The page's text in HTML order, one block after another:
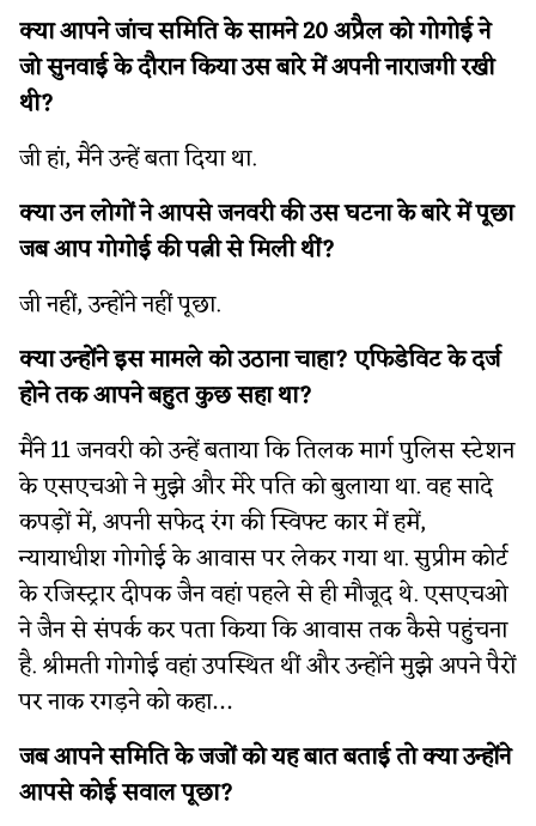
क्या आपने जांच समिति के सामने 20 अप्रैल को गोगोई ने
जो सुनवाई के दौरान किया उस बारे में अपनी नाराजगी रखी
थी?
जी हां, मैंने उन्हें बता दिया था.
क्या उन लोगों ने आपसे जनवरी की उस घटना के बारे में पूछा
जब आप गोगोई की पत्नी से मिली थीं?
जी नहीं, उन्होंने नहीं पूछा.
क्या उन्होंने इस मामले को उठाना चाहा? एफिडेविट के दर्ज
होने तक आपने बहुत कुछ सहा था?
मैंने 11 जनवरी को उन्हें बताया कि तिलक मार्ग पुलिस स्टेशन
के एसएचओ ने मुझे और मेरे पति को बुलाया था. वह सादे
कपड़ों में, अपनी सफेद रंग की स्विफ्ट कार में हमें,
न्यायाधीश गोगोई के आवास पर लेकर गया था. सुप्रीम कोर्ट
के रजिस्ट्रार दीपक जैन वहां पहले से ही मौजूद थे. एसएचओ
ने जैन से संपर्क कर पता किया कि आवास तक कैसे पहुंचना
है. श्रीमती गोगोई वहां उपस्थित थीं और उन्होंने मुझे अपने पैरों
पर नाक रगड़ने को कहा…
जब आपने समिति के जजों को यह बात बताई तो क्या उन्होंने
आपसे कोई सवाल पूछा?